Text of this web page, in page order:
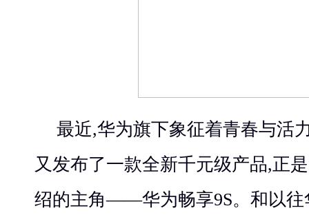
最近,华为旗下象征着青春与活
又发布了一款全新千元级产品,正
绍的主角——华为畅享9S。和以往